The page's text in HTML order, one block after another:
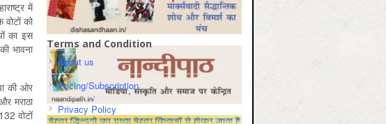
में
वोटों को
का इस
भावना
की ओर
मराठा
वोटों
Terms and Condition
About us
Pricing/Subscription
Privacy Policy